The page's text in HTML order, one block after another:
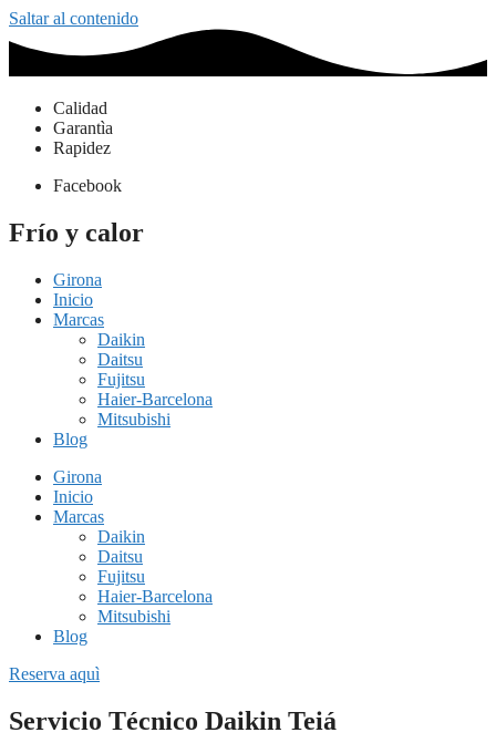
Saltar al contenido
Calidad
Garantìa
Rapidez
Facebook
Frío y calor
Girona
Inicio
Marcas
Daikin
Daitsu
Fujitsu
Haier-Barcelona
Mitsubishi
Blog
Girona
Inicio
Marcas
Daikin
Daitsu
Fujitsu
Haier-Barcelona
Mitsubishi
Blog
Reserva aquì
Servicio Técnico Daikin Teiá